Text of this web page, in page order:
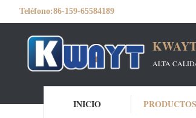
Teléfono:86-159-65584189
ALTA
INICIO PRODUCTOS